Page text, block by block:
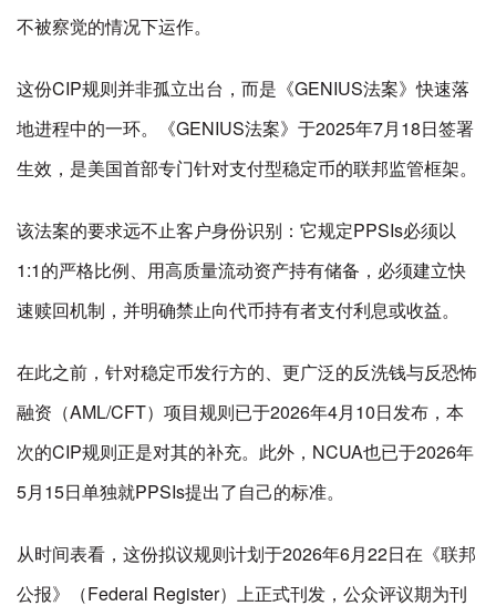
不被察觉的情况下运作。
这份CIP规则并非孤立出台，而是《GENIUS法案》快速落
地进程中的一环。《GENIUS法案》于2025年7月18日签署
生效，是美国首部专门针对支付型稳定币的联邦监管框架。
该法案的要求远不止客户身份识别：它规定PPSIs必须以
1:1的严格比例、用高质量流动资产持有储备，必须建立快
速赎回机制，并明确禁止向代币持有者支付利息或收益。
在此之前，针对稳定币发行方的、更广泛的反洗钱与反恐怖
融资（AML/CFT）项目规则已于2026年4月10日发布，本
次的CIP规则正是对其的补充。此外，NCUA也已于2026年
5月15日单独就PPSIs提出了自己的标准。
从时间表看，这份拟议规则计划于2026年6月22日在《联邦
公报》（Federal Register）上正式刊发，公众评议期为刊